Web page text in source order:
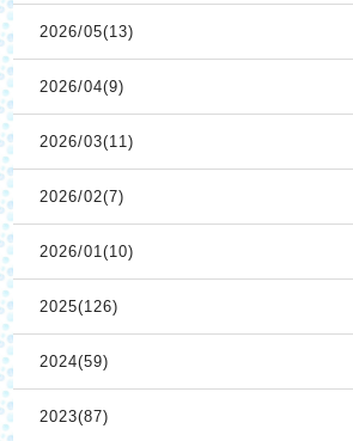
2026/05(13)
2026/04(9)
2026/03(11)
2026/02(7)
2026/01(10)
2025(126)
2024(59)
2023(87)